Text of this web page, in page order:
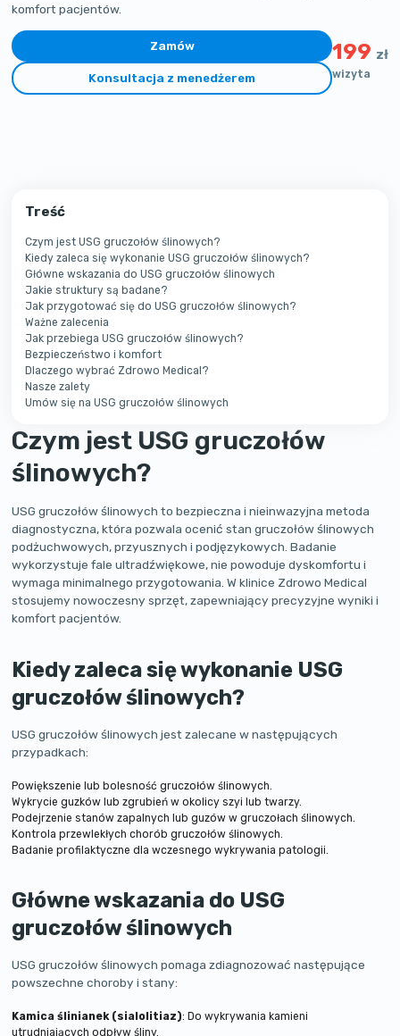
komfort pacjentów.
Zamów
Konsultacja z menedżerem
199 zł
wizyta
Czym jest USG gruczołów
ślinowych?
USG gruczołów ślinowych to bezpieczna i nieinwazyjna metoda
diagnostyczna, która pozwala ocenić stan gruczołów ślinowych
podżuchwowych, przyusznych i podjęzykowych. Badanie
wykorzystuje fale ultradźwiękowe, nie powoduje dyskomfortu i
wymaga minimalnego przygotowania. W klinice Zdrowo Medical
stosujemy nowoczesny sprzęt, zapewniający precyzyjne wyniki i
komfort pacjentów.
Kiedy zaleca się wykonanie USG
gruczołów ślinowych?
USG gruczołów ślinowych jest zalecane w następujących
przypadkach:
Powiększenie lub bolesność gruczołów ślinowych.
Wykrycie guzków lub zgrubień w okolicy szyi lub twarzy.
Podejrzenie stanów zapalnych lub guzów w gruczołach ślinowych.
Kontrola przewlekłych chorób gruczołów ślinowych.
Badanie profilaktyczne dla wczesnego wykrywania patologii.
Główne wskazania do USG
gruczołów ślinowych
USG gruczołów ślinowych pomaga zdiagnozować następujące
powszechne choroby i stany:
Kamica ślinianek (sialolitiaz): Do wykrywania kamieni
utrudniających odpływ śliny.
Treść
Czym jest USG gruczołów ślinowych?
Kiedy zaleca się wykonanie USG gruczołów ślinowych?
Główne wskazania do USG gruczołów ślinowych
Jakie struktury są badane?
Jak przygotować się do USG gruczołów ślinowych?
Ważne zalecenia
Jak przebiega USG gruczołów ślinowych?
Bezpieczeństwo i komfort
Dlaczego wybrać Zdrowo Medical?
Nasze zalety
Umów się na USG gruczołów ślinowych